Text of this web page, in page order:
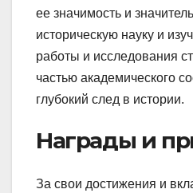
ее значимость и
историческую науку и
работы и исследования
частью академического
глубокий след в истории.
Награды и
За свои достижения и